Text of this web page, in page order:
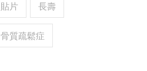
貼片 長壽
骨質疏鬆症